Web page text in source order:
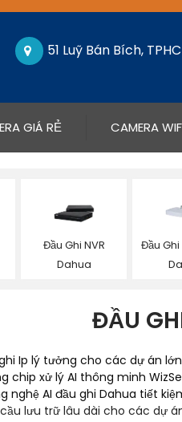
51 Luỹ Bán Bích,
GIÁ RẺ CAMERA
Đầu Ghi NVR
Dahua
Đầu
ĐẦU
Ip lý tưởng cho các dự án
chip xử lý AI thông minh
nghệ AI đầu ghi Dahua tiết
lưu trữ lâu dài cho các dự